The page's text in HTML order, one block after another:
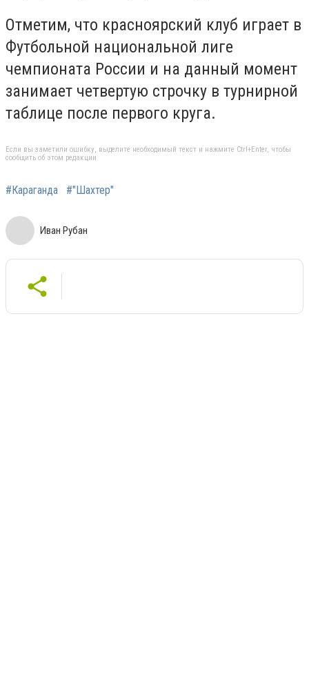
Отметим, что красноярский клуб играет в
Футбольной национальной лиге
чемпионата России и на данный момент
занимает четвертую строчку в турнирной
таблице после первого круга.
Если вы заметили ошибку, выделите необходимый текст и нажмите Ctrl+Enter, чтобы
сообщить об этом редакции
#Караганда #"Шахтер"
Иван Рубан